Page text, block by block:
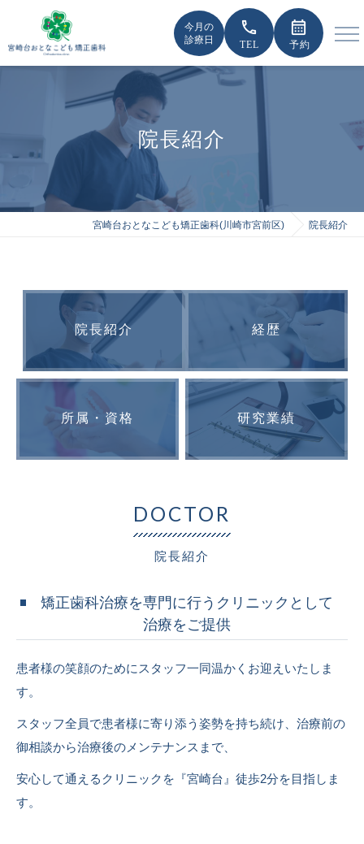
今月の
診療日
call calendar_month
院長紹介
宮崎台おとなこども矯正歯科(川崎市宮前区) 院長紹介
院長紹介 経歴
所属・資格 研究業績
院長紹介
DOCTOR
矯正歯科治療を専門に行うクリニックとして
治療をご提供
患者様の笑顔のためにスタッフ一同温かくお迎えいたしま
す。
スタッフ全員で患者様に寄り添う姿勢を持ち続け、治療前の
御相談から治療後のメンテナンスまで、
安心して通えるクリニックを『宮崎台』徒歩2分を目指しま
す。